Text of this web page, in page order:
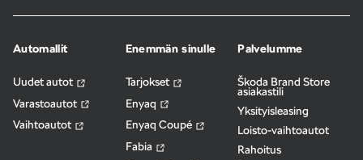
Automallit
Uudet autot
Varastoautot
Vaihtoautot
Enemmän sinulle
Tarjokset
Enyaq
Enyaq Coupé
Fabia
Palvelumme
Škoda Brand Store
asiakastili
Yksityisleasing
Loisto-vaihtoautot
Rahoitus